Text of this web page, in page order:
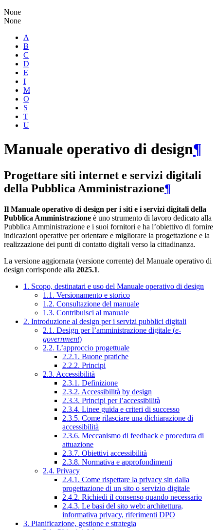
None
None
A
B
C
D
E
I
M
O
S
T
U
Manuale operativo di design¶
Progettare siti internet e servizi digitali
della Pubblica Amministrazione¶
Il Manuale operativo di design per i siti e i servizi digitali della
Pubblica Amministrazione è uno strumento di lavoro dedicato alla
Pubblica Amministrazione e i suoi fornitori e ha l’obiettivo di fornire
indicazioni operative per orientare e migliorare la progettazione e la
realizzazione dei punti di contatto digitali verso la cittadinanza.
La versione aggiornata (versione corrente) del Manuale operativo di
design corrisponde alla 2025.1.
1. Scopo, destinatari e uso del Manuale operativo di design
1.1. Versionamento e storico
1.2. Consultazione del manuale
1.3. Contribuisci al manuale
2. Introduzione al design per i servizi pubblici digitali
2.1. Design per l’amministrazione digitale (e-
government)
2.2. L’approccio progettuale
2.2.1. Buone pratiche
2.2.2. Principi
2.3. Accessibilità
2.3.1. Definizione
2.3.2. Accessibilità by design
2.3.3. Principi per l’accessibilità
2.3.4. Linee guida e criteri di successo
2.3.5. Come rilasciare una dichiarazione di
accessibilità
2.3.6. Meccanismo di feedback e procedura di
attuazione
2.3.7. Obiettivi accessibilità
2.3.8. Normativa e approfondimenti
2.4. Privacy
2.4.1. Come rispettare la privacy sin dalla
progettazione di un sito o servizio digitale
2.4.2. Richiedi il consenso quando necessario
2.4.3. Le basi del sito web: architettura,
informativa privacy, riferimenti DPO
3. Pianificazione, gestione e strategia